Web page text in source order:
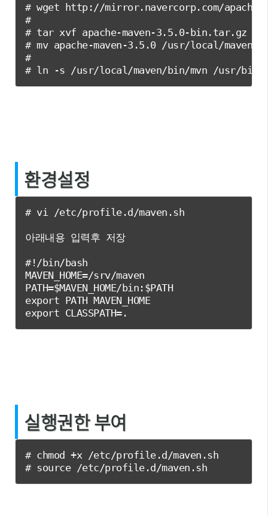
# wget http://mirror.navercorp.com/apache/
#
# tar xvf apache-maven-3.5.0-bin.tar.gz
# mv apache-maven-3.5.0 /usr/local/maven
#
# ln -s /usr/local/maven/bin/mvn /usr/bin/
환경설정
# vi /etc/profile.d/maven.sh
아래내용 입력후 저장
#!/bin/bash
MAVEN_HOME=/srv/maven
PATH=$MAVEN_HOME/bin:$PATH
export PATH MAVEN_HOME
export CLASSPATH=.
실행권한 부여
# chmod +x /etc/profile.d/maven.sh
# source /etc/profile.d/maven.sh